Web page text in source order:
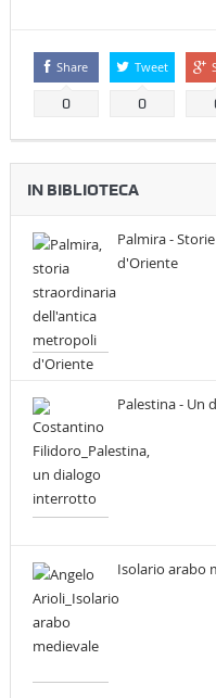
Share
0
Tweet
0
IN BIBLIOTECA
Palmira -
d'Oriente
Palestina - Un
Isolario arabo